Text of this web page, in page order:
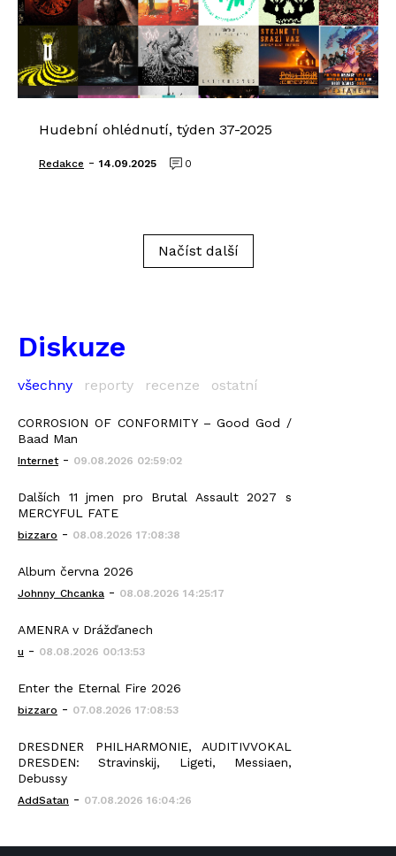
Hudební ohlédnutí, týden 37-2025
Redakce - 14.09.2025 0
Načíst další
Diskuze
všechny reporty recenze ostatní
CORROSION OF CONFORMITY – Good God /
Baad Man
Internet- 09.08.2026 02:59:02
Dalších 11 jmen pro Brutal Assault 2027 s
MERCYFUL FATE
bizzaro - 08.08.2026 17:08:38
Album června 2026
Johnny_Chcanka - 08.08.2026 14:25:17
AMENRA v Drážďanech
u - 08.08.2026 00:13:53
Enter the Eternal Fire 2026
bizzaro - 07.08.2026 17:08:53
DRESDNER PHILHARMONIE, AUDITIVVOKAL
DRESDEN: Stravinskij, Ligeti, Messiaen,
Debussy
AddSatan - 07.08.2026 16:04:26